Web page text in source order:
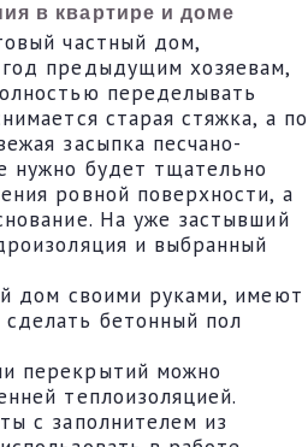
в квартире и доме
частный дом,
предыдущим хозяевам,
переделывать
старая стяжка, а по
засыпка песчано-
нужно будет тщательно
ровной поверхности, а
На уже застывший
и выбранный
дом своими руками, имеют
бетонный пол
перекрытий можно
теплоизоляцией.
с заполнителем из